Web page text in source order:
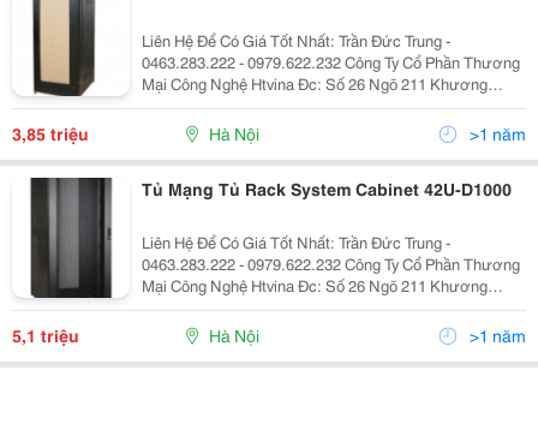
Liên Hệ Để Có Giá Tốt Nhất: Trần Đức Trung -
0463.283.222 - 0979.622.232 Công Ty Cổ Phần Thương
Mại Công Nghệ Htvina Đc: Số 26 Ngõ 211 Khương
Trung &Ndash; Thanh Xuân &Ndash; Hà Nội Yahoo
:Htvinakd3 Http ://Www.sieuthiht.com Trụ Sở Chính:
3,85 triệu Hà Nội >1 năm
Tủ Mạng Tủ Rack System Cabinet 42U-D1000
Liên Hệ Để Có Giá Tốt Nhất: Trần Đức Trung -
0463.283.222 - 0979.622.232 Công Ty Cổ Phần Thương
Mại Công Nghệ Htvina Đc: Số 26 Ngõ 211 Khương
Trung &Ndash; Thanh Xuân &Ndash; Hà Nội Yahoo
:Htvinakd3 Http ://Www.sieuthiht.com Trụ Sở Chính:
5,1 triệu Hà Nội >1 năm